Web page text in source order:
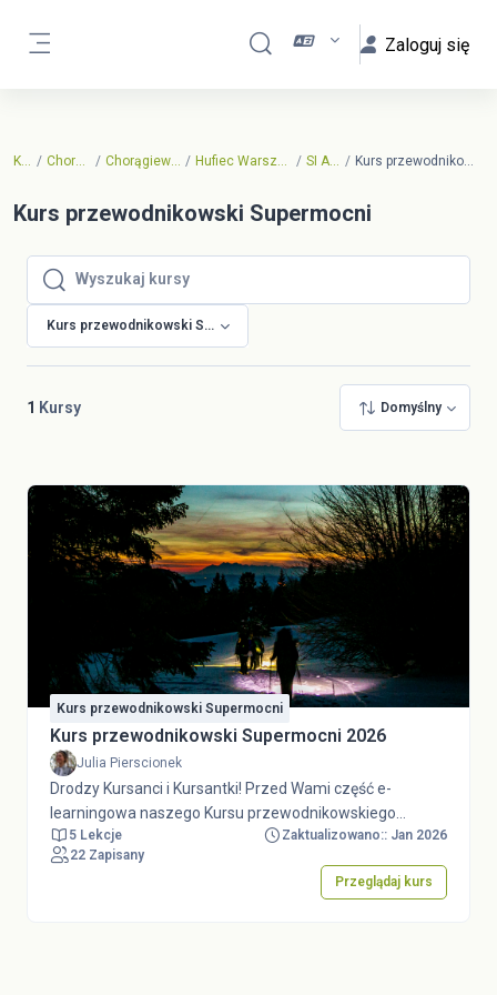
Przełącznik wyszukiwarki
Zaloguj się
Kursy Chorągwiane Chorągiew Stołeczna Hufiec Warszawa-Mokotów SI Agricola Kurs przewodnikowski Supermocni
Kurs przewodnikowski Supermocni
Wyszukaj kursy
Wyszukaj kursy
Kurs przewodnikowski Supermocni
1 Kursy Domyślny
Kurs przewodnikowski Supermocni
Kurs przewodnikowski Supermocni 2026
Julia Pierscionek
Drodzy Kursanci i Kursantki! Przed Wami część e-
learningowa naszego Kursu przewodnikowskiego
Supermocni 2026. W 5 sekcjach zapoznacie się ze
Statutem ZHP, Wizerunkiem ZHP, Tożsamością
harcerską, Strategią ZHP i Regulaminami dot.
5 Lekcje
Zaktualizowano:: Jan 2026
22 Zapisany
Przeglądaj kurs